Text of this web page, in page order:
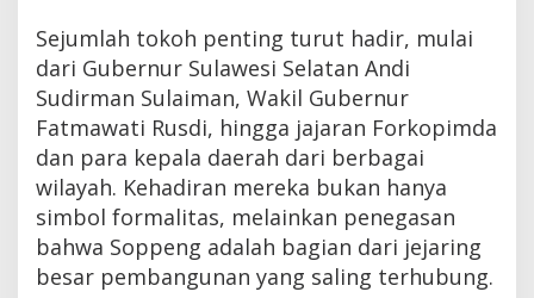
Sejumlah tokoh penting turut hadir, mulai
dari Gubernur Sulawesi Selatan Andi
Sudirman Sulaiman, Wakil Gubernur
Fatmawati Rusdi, hingga jajaran Forkopimda
dan para kepala daerah dari berbagai
wilayah. Kehadiran mereka bukan hanya
simbol formalitas, melainkan penegasan
bahwa Soppeng adalah bagian dari jejaring
besar pembangunan yang saling terhubung.